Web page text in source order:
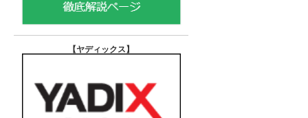
【ヤディックス】